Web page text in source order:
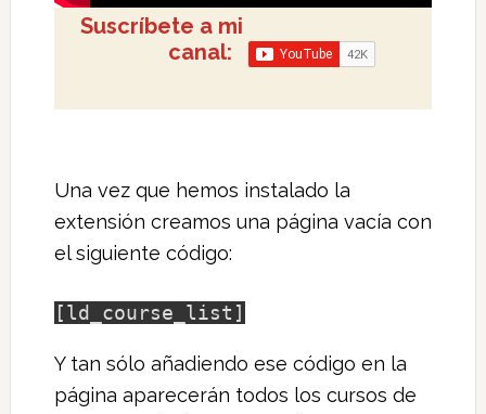
Suscríbete a mi
canal:
Una vez que hemos instalado la
extensión creamos una página vacía con
el siguiente código:
[ld_course_list]
Y tan sólo añadiendo ese código en la
página aparecerán todos los cursos de